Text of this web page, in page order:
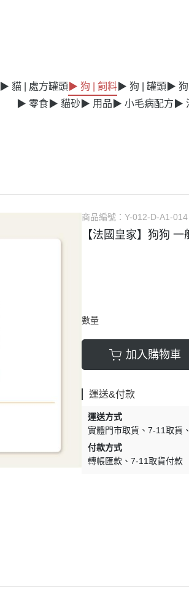
▶ 貓 | 處方罐頭 ▶ 狗 | 飼料 ▶ 狗 | 罐頭 ▶ 狗
▶ 零食 ▶ 貓砂 ▶ 用品 ▶ 小毛病配方 ▶
商品編號：Y-012-D-A1-014
【法國皇家】狗狗
數量
加入購物車
運送&付款
運送方式
實體門市取貨
7-11取貨
付款方式
轉帳匯款
7-11取貨付款